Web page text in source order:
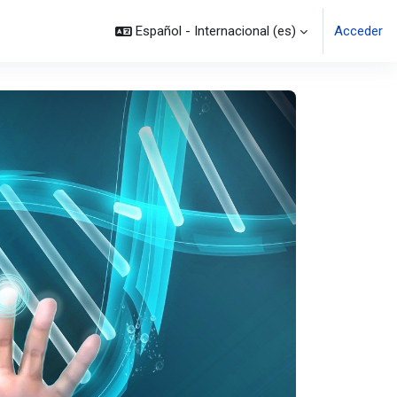
Español - Internacional ‎(es)‎ Acceder